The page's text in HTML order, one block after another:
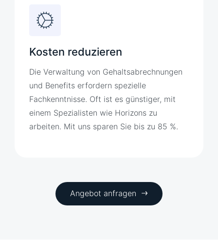
Kosten reduzieren
Die Verwaltung von Gehaltsabrechnungen
und Benefits erfordern spezielle
Fachkenntnisse. Oft ist es günstiger, mit
einem Spezialisten wie Horizons zu
arbeiten. Mit uns sparen Sie bis zu 85 %.
Angebot anfragen